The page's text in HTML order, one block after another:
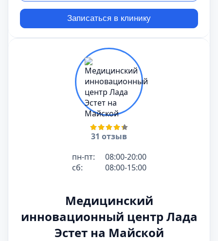
Записаться в клинику
31 отзыв
пн-пт:
08:00-20:00
сб:
08:00-15:00
Медицинский
инновационный центр Лада
Эстет на Майской